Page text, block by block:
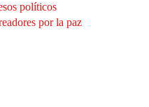
políticos
por la paz